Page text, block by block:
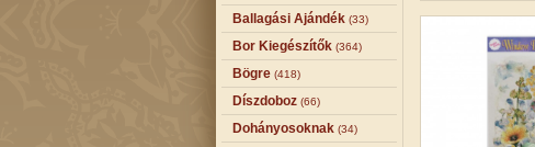
Ballagási Ajándék (33)
Bor Kiegészítők (364)
Bögre (418)
Díszdoboz (66)
Dohányosoknak (34)